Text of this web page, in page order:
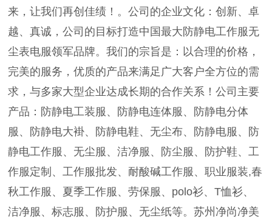
来，让我们再创佳绩！。公司的企业文化：创新、卓
越、真诚，公司的目标打造中国最大防静电工作服无
尘表电服领军品牌。我们的宗旨是：以合理的价格，
完美的服务，优质的产品来满足广大客户全方位的需
求，与多家大型企业达成长期的合作关系！公司主要
产品：防静电工装服、防静电连体服、防静电分体
服、防静电大褂、防静电鞋、无尘布、防静电服、防
静电工作服、无尘服、洁净服、防尘服、防护鞋、工
作服定制、工作服批发、耐酸碱工作服、职业服装,春
秋工作服、夏季工作服、劳保服、polo衫、T恤衫、
洁净服、标志服、防护服、无尘纸等。苏州净尚净美